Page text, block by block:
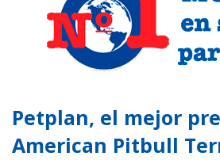
Petplan, el mejor
American Pitbull